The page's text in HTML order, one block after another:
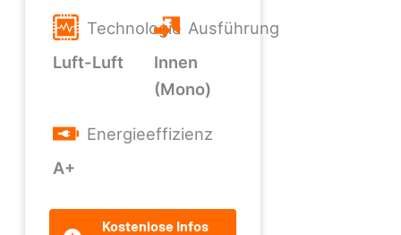
Technologie
Luft-Luft
Ausführung
Innen
(Mono)
Energieeffizienz
A+
Kostenlose Infos